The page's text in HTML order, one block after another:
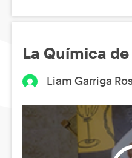
La Química
Liam Garriga